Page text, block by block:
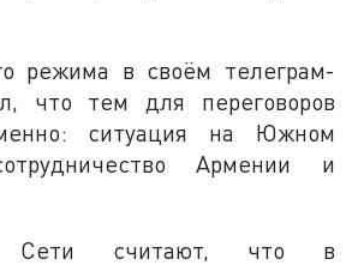
режима в своём телеграм-
что тем для переговоров
ситуация на Южном
Армении и
Сети считают, что в